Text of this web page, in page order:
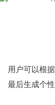
用户可以根
最后生成个